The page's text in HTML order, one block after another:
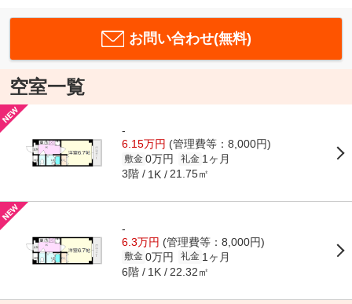
お問い合わせ(無料)
空室一覧
-
6.15万円 (管理費等：8,000円)
敷金 0万円 礼金 1ヶ月
3階 1K 21.75㎡
-
6.3万円 (管理費等：8,000円)
敷金 0万円 礼金 1ヶ月
6階 1K 22.32㎡